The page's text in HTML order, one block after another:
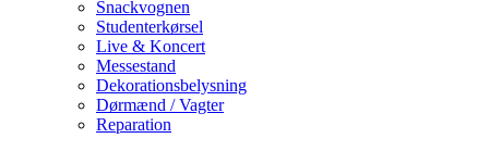
Snackvognen
Studenterkørsel
Live & Koncert
Messestand
Dekorationsbelysning
Dørmænd / Vagter
Reparation